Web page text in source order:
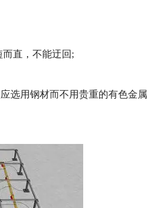
直，不能迂回;
选用钢材而不用贵重的有色金属